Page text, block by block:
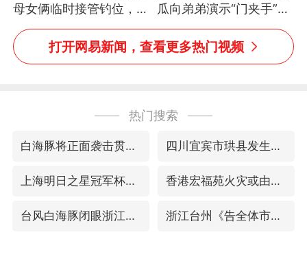
母女俩临时接管钓位，用
玩具鱼竿钓上大鱼
瓜向弟弟演示“门夹手”，
网友：果然言传不如身
教！
打开网易新闻，查看更多热门视频
热门搜索
白海豚将正面袭击贯穿浙江 四川宜宾市珙县发生3.4级地震
上海明日之星冠军杯调整决赛时间 香港宏福苑火灾或由烟头引起
台风白海豚闭眼浙江上海处于危险半圆 浙江台州《告全体市民书》